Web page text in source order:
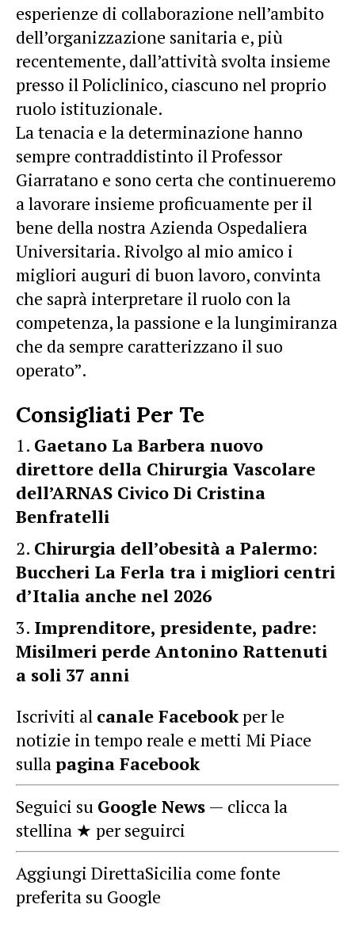
esperienze di collaborazione nell’ambito
dell’organizzazione sanitaria e, più
recentemente, dall’attività svolta insieme
presso il Policlinico, ciascuno nel proprio
ruolo istituzionale.
La tenacia e la determinazione hanno
sempre contraddistinto il Professor
Giarratano e sono certa che continueremo
a lavorare insieme proficuamente per il
bene della nostra Azienda Ospedaliera
Universitaria. Rivolgo al mio amico i
migliori auguri di buon lavoro, convinta
che saprà interpretare il ruolo con la
competenza, la passione e la lungimiranza
che da sempre caratterizzano il suo
operato”.
Consigliati Per Te
Gaetano La Barbera nuovo
direttore della Chirurgia Vascolare
dell’ARNAS Civico Di Cristina
Benfratelli
Chirurgia dell’obesità a Palermo:
Buccheri La Ferla tra i migliori centri
d’Italia anche nel 2026
Imprenditore, presidente, padre:
Misilmeri perde Antonino Rattenuti
a soli 37 anni
Iscriviti al canale Facebookper le
notizie in tempo reale e metti Mi Piace
sullapagina Facebook
Seguici su Google News — clicca la
stellina ★ per seguirci
Aggiungi DirettaSicilia come fonte
preferita su Google